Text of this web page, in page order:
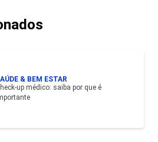
& BEM ESTAR
up médico: saiba por que é